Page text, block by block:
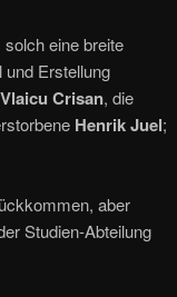
eine breite
und Erstellung
Vlaicu Crisan, die
Henrik Juel;
aber
Studien-Abteilung